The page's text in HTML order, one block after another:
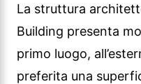
La struttura
Building presenta
primo luogo,
preferita una